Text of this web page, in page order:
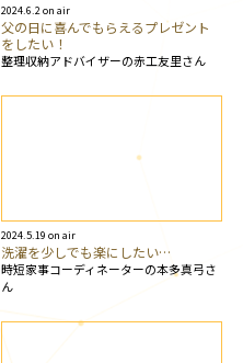
2024.6.2 on air
父の日に喜んでもらえるプレゼント
をしたい！
整理収納アドバイザーの赤工友里さん
2024.5.19 on air
洗濯を少しでも楽にしたい…
時短家事コーディネーターの本多真弓さ
ん